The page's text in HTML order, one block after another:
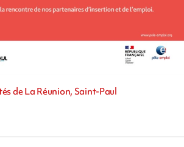
de La Réunion, Saint-Paul